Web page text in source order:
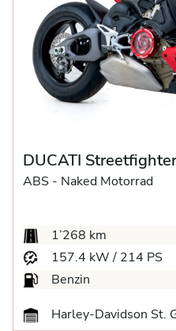
DUCATI
ABS - Naked Motorrad
1’268 km
157.4 kW / 214 PS
Benzin
Harley-Davidson St.